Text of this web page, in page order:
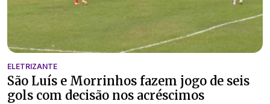
ELETRIZANTE
São Luís e Morrinhos fazem jogo de seis
gols com decisão nos acréscimos